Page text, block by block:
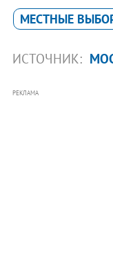
МЕСТНЫЕ
ИСТОЧНИК:
РЕКЛАМА